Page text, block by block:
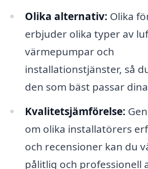
Olika alternativ: Olika
erbjuder olika typer av
värmepumpar och
installationstjänster, så
den som bäst passar
Kvalitetsjämförelse:
om olika installatörers
och recensioner kan du
pålitlig och professionell